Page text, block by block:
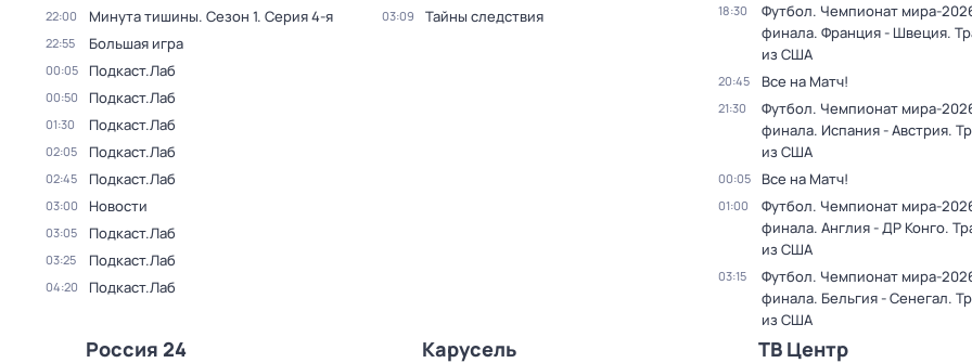
22:00 Минута тишины. Сезон 1. Серия 4-я
22:55 Большая игра
00:05 Подкаст.Лаб
00:50 Подкаст.Лаб
01:30 Подкаст.Лаб
02:05 Подкаст.Лаб
02:45 Подкаст.Лаб
03:00 Новости
03:05 Подкаст.Лаб
03:25 Подкаст.Лаб
04:20 Подкаст.Лаб
03:09 Тайны следствия 18:30
Футбол. Чемпионат мира-
финала. Франция - Швеция.
из США
20:45 Все на Матч!
21:30
Футбол. Чемпионат мира-
финала. Испания - Австрия.
из США
00:05 Все на Матч!
01:00
Футбол. Чемпионат мира-
финала. Англия - ДР Конго.
из США
03:15
Футбол. Чемпионат мира-
финала. Бельгия - Сенегал.
из США
Россия 24 Карусель ТВ Центр